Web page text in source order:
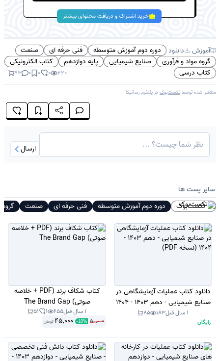
خرید اشتراک و دریافت محتوای بیشتر
آموزش دانلود دوره دوم آموزش متوسطه فنی حرفه ای
صنعت
گروه مواد و فرآوری
صنایع شیمیایی پایه دوازدهم
کتاب الکترونیکی
کتاب درسی
220
0
0
0
93
منتشر شده توسطتکست‌بوک در پلتفرمرسانیکا
ارسال
سایر پست ها
تکست‌بوک دوره دوم آموزش متوسطه فنی حرفه ای صنعت گروه
دانلود کتاب عملیات آزمایشگاهی در
صنایع شیمیایی - دهم 1403 - 1404
(نسخه PDF)
1 سال قبل 183
85
رایگان
کتاب شکاف برند (PDF + خلاصه
صوتی) The Brand Gap
1 سال قبل 655
1
51
50,000
-10%
45,000 تومان